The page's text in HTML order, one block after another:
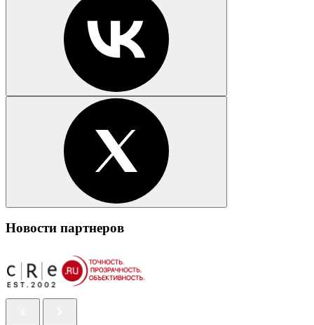
Новости партнеров